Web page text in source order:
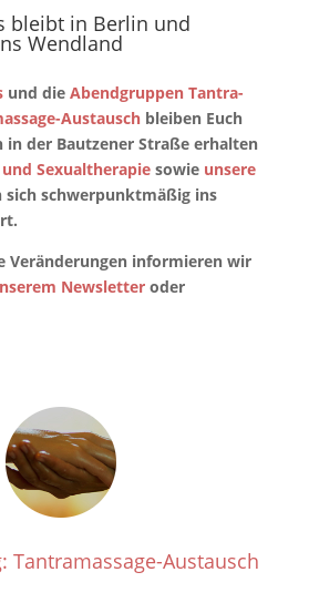
bleibt in Berlin und
Wendland
und die Abendgruppen Tantra-
Austauschbleiben Euch
der Bautzener Straße erhalten
Sexualtherapiesowie unsere
schwerpunktmäßig ins
Veränderungen informieren wir
Newsletteroder
Tantramassage-Austausch